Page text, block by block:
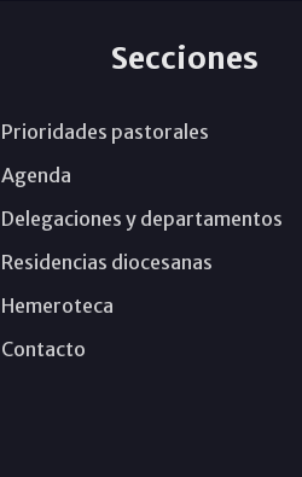
Secciones
Prioridades pastorales
Agenda
Delegaciones y departamentos
Residencias diocesanas
Hemeroteca
Contacto